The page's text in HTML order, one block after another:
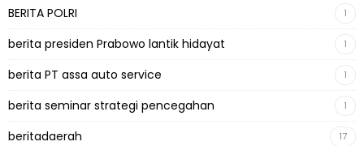
BERITA POLRI 1
berita presiden Prabowo lantik hidayat 1
berita PT assa auto service 1
berita seminar strategi pencegahan 1
beritadaerah 17